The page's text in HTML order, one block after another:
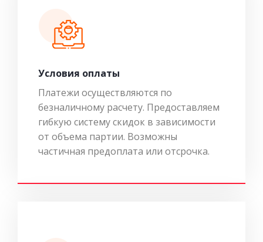
Условия оплаты
Платежи осуществляются по
безналичному расчету. Предоставляем
гибкую систему скидок в зависимости
от объема партии. Возможны
частичная предоплата или отсрочка.